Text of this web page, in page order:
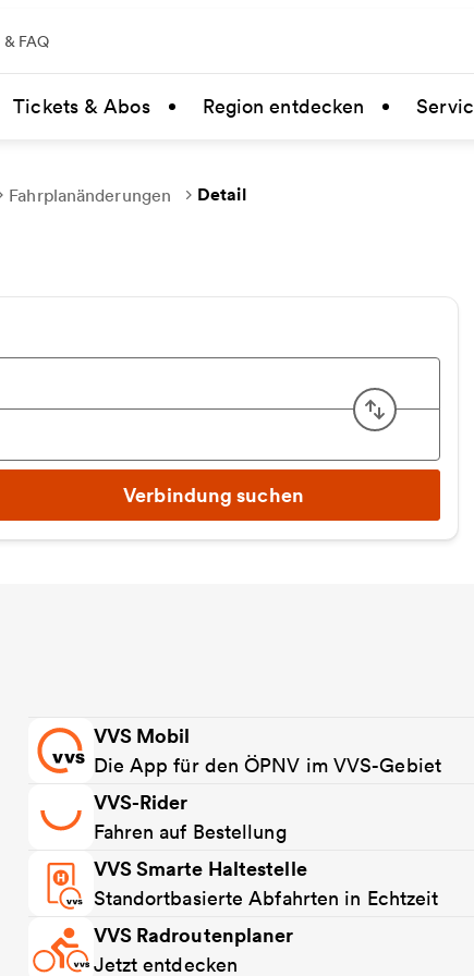
FAQ
Tickets & Abos Region entdecken
Fahrplanänderungen Detail
Start
Verbindung suchen
VVS Mobil
Die App für den ÖPNV im VVS-Gebiet
VVS-Rider
Fahren auf Bestellung
VVS Smarte Haltestelle
Standortbasierte Abfahrten in Echtzeit
VVS Radroutenplaner
Jetzt entdecken